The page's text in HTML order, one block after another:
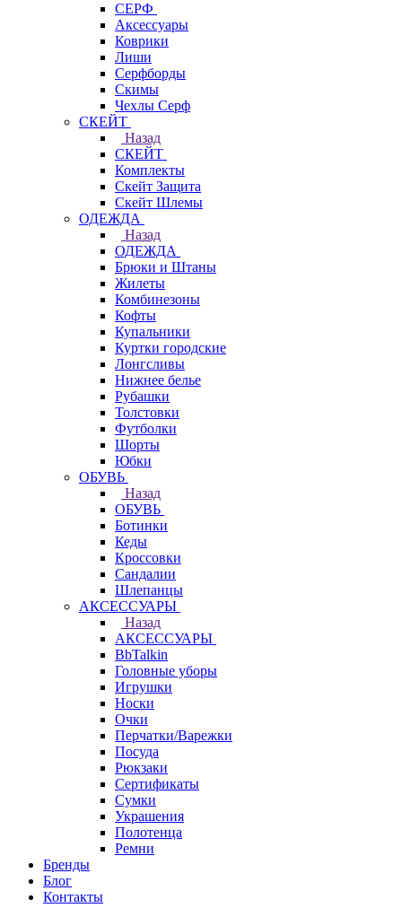
СЕРФ
Аксессуары
Коврики
Лиши
Серфборды
Скимы
Чехлы Cерф
СКЕЙТ
Назад
СКЕЙТ
Комплекты
Скейт Защита
Скейт Шлемы
ОДЕЖДА
Назад
ОДЕЖДА
Брюки и Штаны
Жилеты
Комбинезоны
Кофты
Купальники
Куртки городские
Лонгсливы
Нижнее белье
Рубашки
Толстовки
Футболки
Шорты
Юбки
ОБУВЬ
Назад
ОБУВЬ
Ботинки
Кеды
Кроссовки
Сандалии
Шлепанцы
АКСЕССУАРЫ
Назад
АКСЕССУАРЫ
BbTalkin
Головные уборы
Игрушки
Носки
Очки
Перчатки/Варежки
Посуда
Рюкзаки
Сертификаты
Сумки
Украшения
Полотенца
Ремни
Бренды
Блог
Контакты